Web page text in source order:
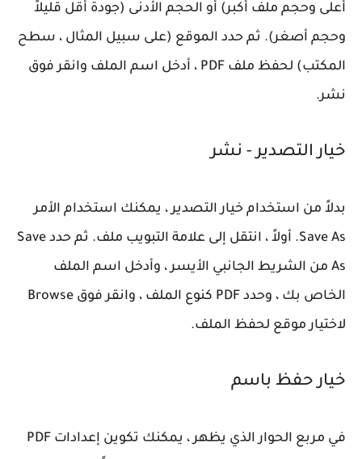
أعلى وحجم ملف أكبر) أو الحجم الأدنى (جودة أقل قليلاً
وحجم أصغر). ثم حدد الموقع (على سبيل المثال ، سطح
المكتب) لحفظ ملف PDF ، أدخل اسم الملف وانقر فوق
نشر.
خيار التصدير - نشر
بدلاً من استخدام خيار التصدير ، يمكنك استخدام الأمر
Save As. أولاً ، انتقل إلى علامة التبويب ملف. ثم حدد Save
As من الشريط الجانبي الأيسر ، وأدخل اسم الملف
الخاص بك ، وحدد PDF كنوع الملف ، وانقر فوق Browse
لاختيار موقع لحفظ الملف.
خيار حفظ باسم
في مربع الحوار الذي يظهر ، يمكنك تكوين إعدادات PDF